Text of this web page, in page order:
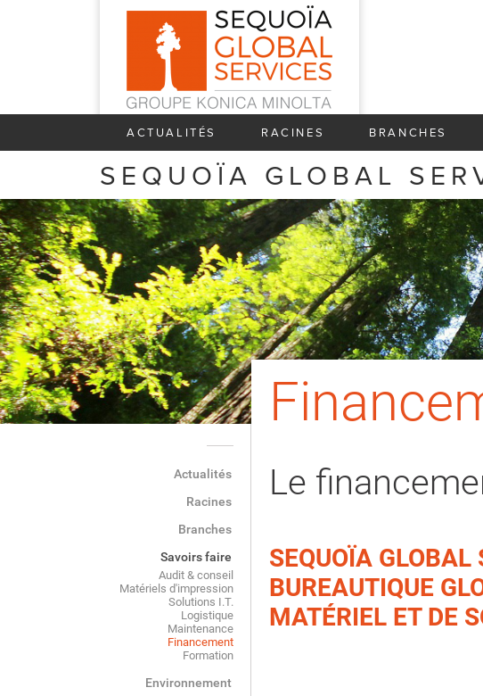
ACTUALITÉS RACINES BRANCHES
SEQUOÏA GLOBAL
Actualités
Racines
Branches
Savoirs faire
Audit & conseil
Matériels d'impression
Solutions I.T.
Logistique
Maintenance
Financement
Formation
Environnement
Le
SEQUOÏA GLOBAL
BUREAUTIQUE
MATÉRIEL ET DE